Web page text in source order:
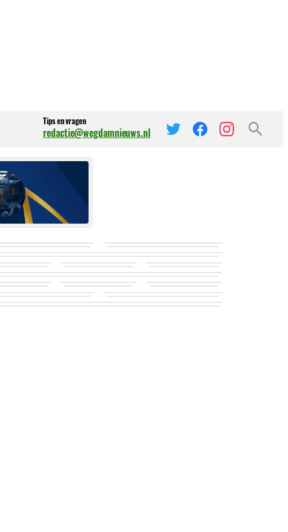
Tips en vragen
redactie@wegdamnieuws.nl